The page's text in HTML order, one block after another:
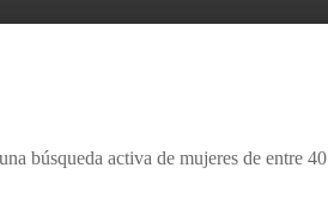
búsqueda activa de mujeres de entre